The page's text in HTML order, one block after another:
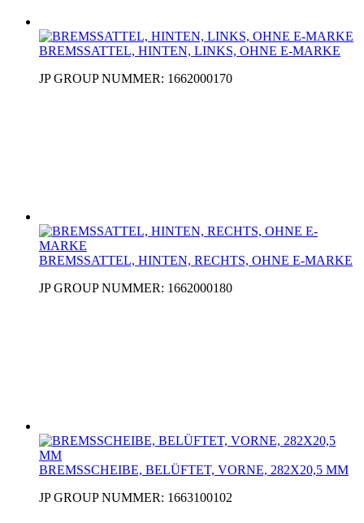
BREMSSATTEL, HINTEN, LINKS, OHNE E-MARKE
JP GROUP NUMMER: 1662000170
BREMSSATTEL, HINTEN, RECHTS, OHNE E-MARKE
JP GROUP NUMMER: 1662000180
BREMSSCHEIBE, BELÜFTET, VORNE, 282X20,5 MM
JP GROUP NUMMER: 1663100102